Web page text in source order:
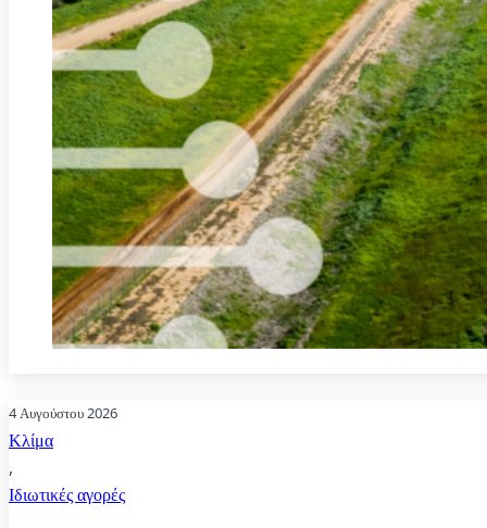
4 Αυγούστου 2026
Κλίμα
,
Ιδιωτικές αγορές